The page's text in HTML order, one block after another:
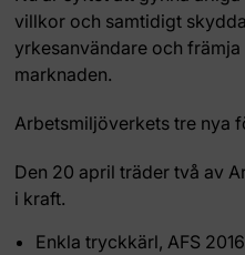
villkor och samtidigt
yrkesanvändare och
marknaden.
Arbetsmiljöverkets tre nya
Den 20 april träder två av
i kraft.
Enkla tryckkärl, AFS